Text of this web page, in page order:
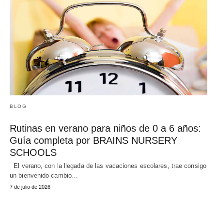
BLOG
Rutinas en verano para niños de 0 a 6 años:
Guía completa por BRAINS NURSERY
SCHOOLS
El verano, con la llegada de las vacaciones escolares, trae consigo
un bienvenido cambio…
7 de julio de 2026